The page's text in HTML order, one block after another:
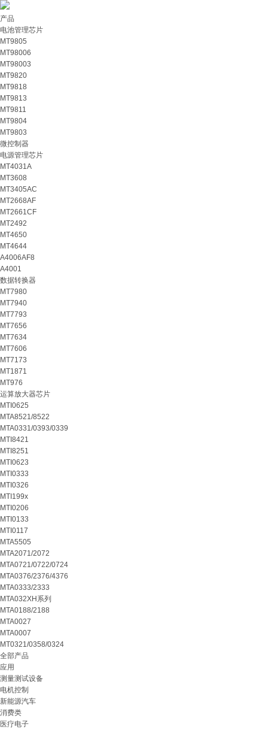
产品
电池管理芯片
MT9805
MT98006
MT98003
MT9820
MT9818
MT9813
MT9811
MT9804
MT9803
微控制器
电源管理芯片
MT4031A
MT3608
MT3405AC
MT2668AF
MT2661CF
MT2492
MT4650
MT4644
A4006AF8
A4001
数据转换器
MT7980
MT7940
MT7793
MT7656
MT7634
MT7606
MT7173
MT1871
MT976
运算放大器芯片
MTI0625
MTA8521/8522
MTA0331/0393/0339
MTI8421
MTI8251
MTI0623
MTI0333
MTI0326
MTI199x
MTI0206
MTI0133
MTI0117
MTA5505
MTA2071/2072
MTA0721/0722/0724
MTA0376/2376/4376
MTA0333/2333
MTA032XH系列
MTA0188/2188
MTA0027
MTA0007
MT0321/0358/0324
全部产品
应用
测量测试设备
电机控制
新能源汽车
消费类
医疗电子